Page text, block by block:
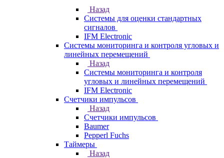
Назад
Системы для оценки стандартных
сигналов
IFM Electronic
Системы мониторинга и контроля угловых и
линейных перемещений
Назад
Системы мониторинга и контроля
угловых и линейных перемещений
IFM Electronic
Счетчики импульсов
Назад
Счетчики импульсов
Baumer
Pepperl Fuchs
Таймеры
Назад